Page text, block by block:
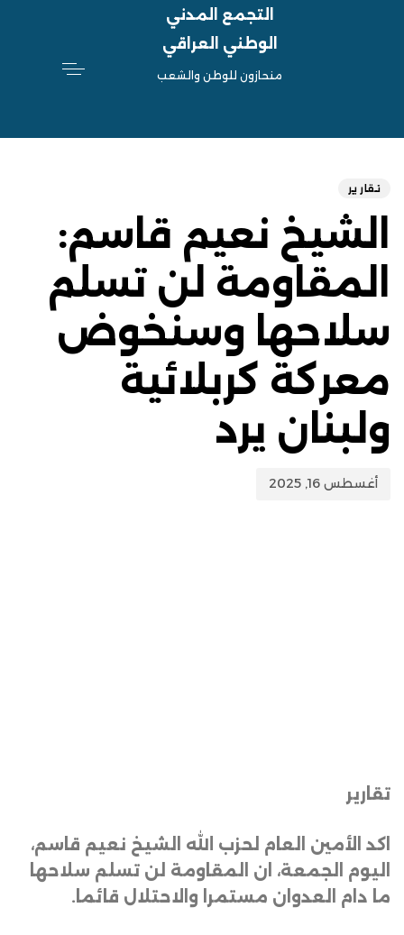
التجمع المدني
الوطني العراقي
منحازون للوطن والشعب
تقارير
الشيخ نعيم قاسم:
المقاومة لن تسلم
سلاحها وسنخوض
معركة كربلائية
ولبنان يرد
أغسطس 16, 2025
تقارير
اكد الأمين العام لحزب الله الشيخ نعيم قاسم،
اليوم الجمعة، ان المقاومة لن تسلم سلاحها
ما دام العدوان مستمرا والاحتلال قائما .